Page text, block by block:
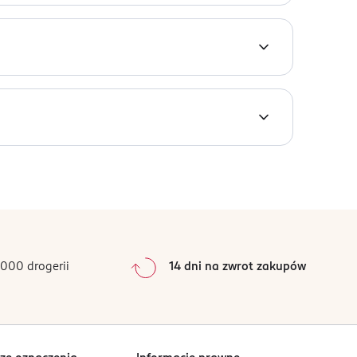
0%
Sortowanie wgdata: od najnowszej
drogerii 14 dni na zwrot zakupów